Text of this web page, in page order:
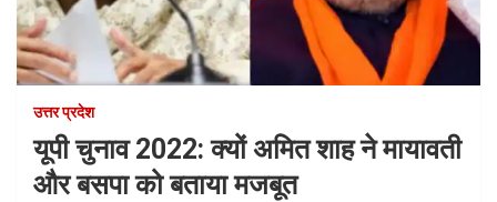
उत्तर प्रदेश
यूपी चुनाव 2022: क्यों अमित शाह ने मायावती
और बसपा को बताया मजबूत